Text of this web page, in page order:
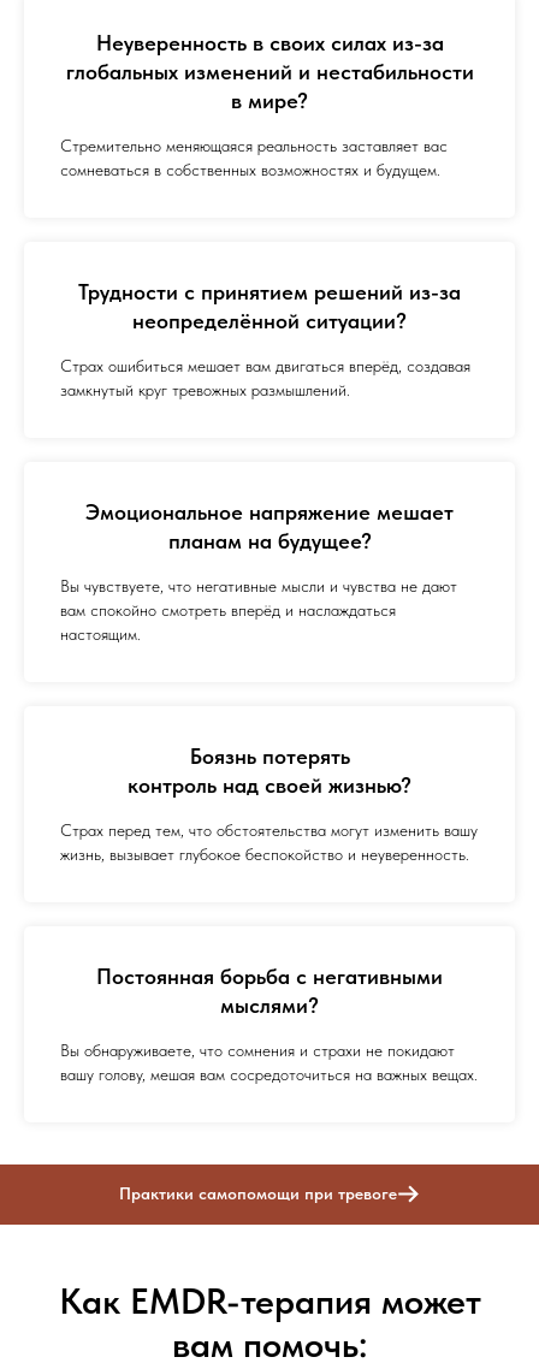
Неуверенность в своих силах из-за
глобальных изменений и нестабильности
в мире?
Стремительно меняющаяся реальность заставляет вас
сомневаться в собственных возможностях и будущем.
Трудности с принятием решений из-за
неопределённой ситуации?
Страх ошибиться мешает вам двигаться вперёд, создавая
замкнутый круг тревожных размышлений.
Эмоциональное напряжение мешает
планам на будущее?
Вы чувствуете, что негативные мысли и чувства не дают
вам спокойно смотреть вперёд и наслаждаться
настоящим.
Боязнь потерять
контроль над своей жизнью?
Страх перед тем, что обстоятельства могут изменить вашу
жизнь, вызывает глубокое беспокойство и неуверенность.
Постоянная борьба с негативными
мыслями?
Вы обнаруживаете, что сомнения и страхи не покидают
вашу голову, мешая вам сосредоточиться на важных вещах.
Практики самопомощи при тревоге
Как EMDR-терапия может
вам помочь: